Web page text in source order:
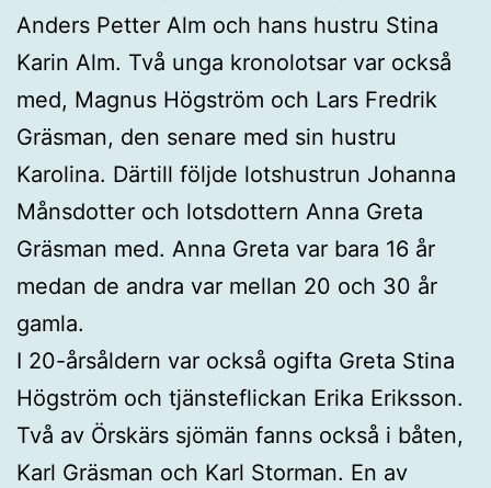
Anders Petter Alm och hans hustru Stina
Karin Alm. Två unga kronolotsar var också
med, Magnus Högström och Lars Fredrik
Gräsman, den senare med sin hustru
Karolina. Därtill följde lotshustrun Johanna
Månsdotter och lotsdottern Anna Greta
Gräsman med. Anna Greta var bara 16 år
medan de andra var mellan 20 och 30 år
gamla.
I 20-årsåldern var också ogifta Greta Stina
Högström och tjänsteflickan Erika Eriksson.
Två av Örskärs sjömän fanns också i båten,
Karl Gräsman och Karl Storman. En av